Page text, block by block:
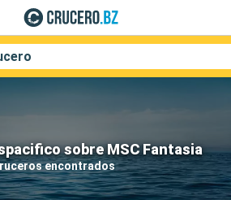
sobre MSC Fantasia
encontrados